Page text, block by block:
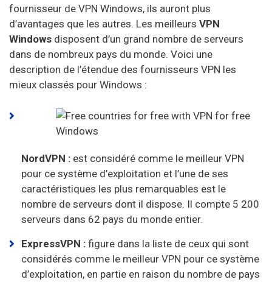
Identity Cloaker
Ufo VPN
Goose VPN
Bullet VPN
fournisseur de VPN Windows, ils auront plus
d’avantages que les autres. Les meilleurs VPN
Windows disposent d’un grand nombre de serveurs
dans de nombreux pays du monde. Voici une
description de l’étendue des fournisseurs VPN les
mieux classés pour Windows :
NordVPN : est considéré comme le meilleur VPN
pour ce système d’exploitation et l’une de ses
caractéristiques les plus remarquables est le
nombre de serveurs dont il dispose. Il compte 5 200
serveurs dans 62 pays du monde entier.
ExpressVPN : figure dans la liste de ceux qui sont
considérés comme le meilleur VPN pour ce système
d’exploitation, en partie en raison du nombre de pays